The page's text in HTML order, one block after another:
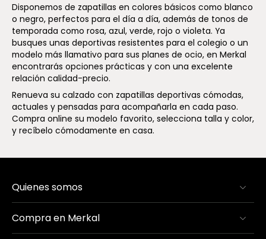
Disponemos de zapatillas en colores básicos como blanco
o negro, perfectos para el día a día, además de tonos de
temporada como rosa, azul, verde, rojo o violeta. Ya
busques unas deportivas resistentes para el colegio o un
modelo más llamativo para sus planes de ocio, en Merkal
encontrarás opciones prácticas y con una excelente
relación calidad-precio.
Renueva su calzado con zapatillas deportivas cómodas,
actuales y pensadas para acompañarla en cada paso.
Compra online su modelo favorito, selecciona talla y color,
y recíbelo cómodamente en casa.
Quienes somos
Compra en Merkal